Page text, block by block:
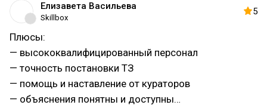
Елизавета Васильева
Skillbox
5
Плюсы:
— высококвалифицированный персонал
— точность постановки ТЗ
— помощь и наставление от кураторов
— объяснения понятны и доступны